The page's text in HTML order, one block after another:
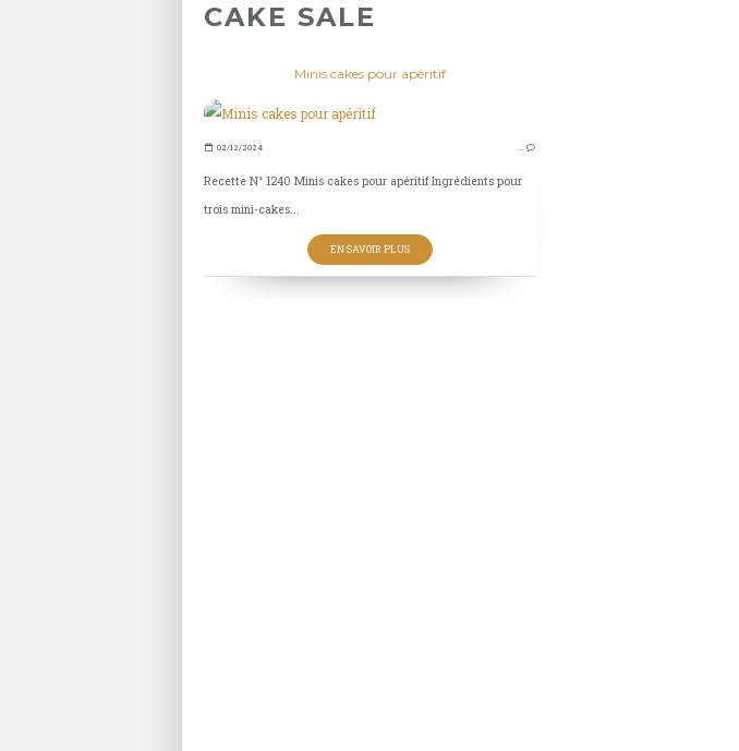
CAKE SALE
Minis cakes pour apéritif
02/12/2024 …
Recette N° 1240 Minis cakes pour apéritif Ingrédients pour
trois mini-cakes...
EN SAVOIR PLUS